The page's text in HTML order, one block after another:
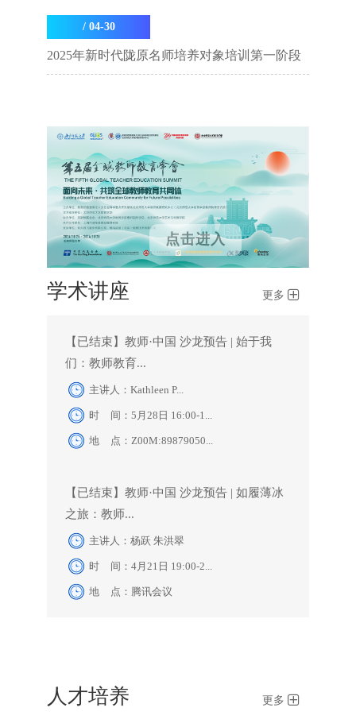
/ 04-30
2025年新时代陇原名师培养对象培训第一阶段
点击进入
更多
学术讲座
【已结束】教师·中国 沙龙预告 | 始于我
们：教师教育...
主讲人：Kathleen P...
时 间：5月28日 16:00-1...
地 点：Z00M:89879050...
【已结束】教师·中国 沙龙预告 | 如履薄冰
之旅：教师...
主讲人：杨跃 朱洪翠
时 间：4月21日 19:00-2...
地 点：腾讯会议
更多
人才培养